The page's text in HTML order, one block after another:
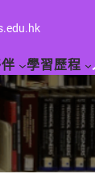
學習歷程